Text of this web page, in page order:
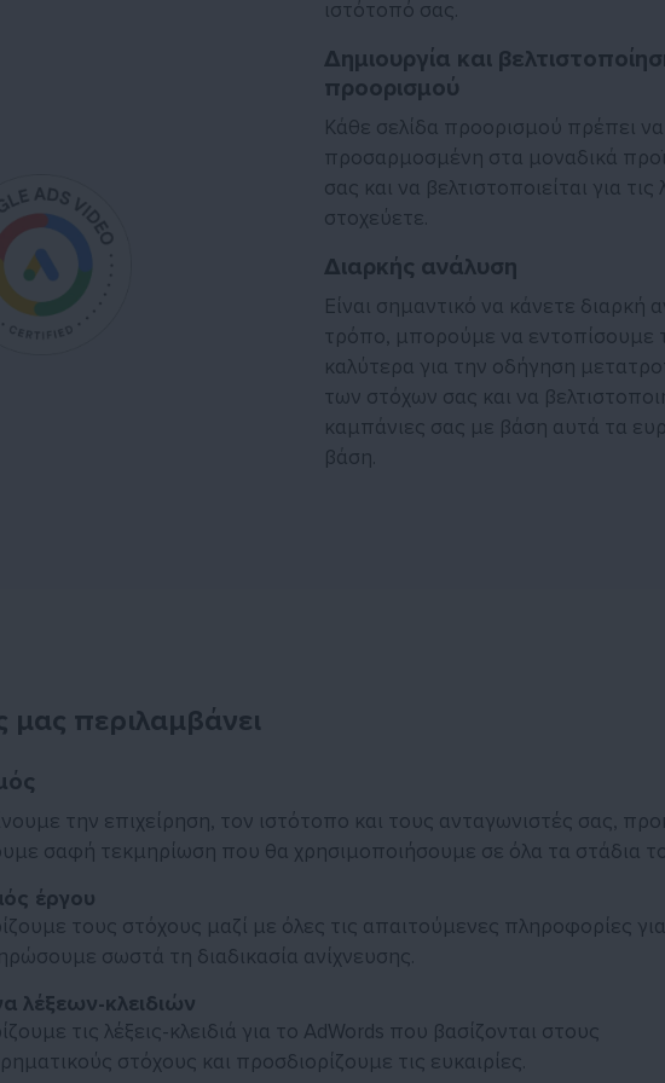
ιστότοπό σας.
Δημιουργία και
προορισμού
Κάθε σελίδα προορισμού πρέπει να
προσαρμοσμένη στα μοναδικά
σας και να βελτιστοποιείται για τις
στοχεύετε.
Διαρκής ανάλυση
Είναι σημαντικό να κάνετε διαρκή
τρόπο, μπορούμε να εντοπίσουμε
καλύτερα για την οδήγηση
των στόχων σας και να
καμπάνιες σας με βάση αυτά τα
βάση.
μας περιλαμβάνει
την επιχείρηση, τον ιστότοπο και τους ανταγωνιστές σας,
σαφή τεκμηρίωση που θα χρησιμοποιήσουμε σε όλα τα στάδια
έργου
τους στόχους μαζί με όλες τις απαιτούμενες πληροφορίες
σωστά τη διαδικασία ανίχνευσης.
λέξεων-κλειδιών
τις λέξεις-κλειδιά για το AdWords που βασίζονται στους
στόχους και προσδιορίζουμε τις ευκαιρίες.